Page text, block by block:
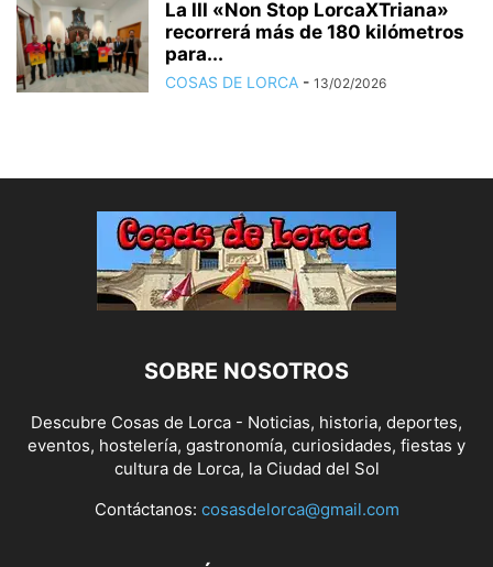
La III «Non Stop LorcaXTriana»
recorrerá más de 180 kilómetros
para...
COSAS DE LORCA - 13/02/2026
SOBRE NOSOTROS
Descubre Cosas de Lorca - Noticias, historia, deportes,
eventos, hostelería, gastronomía, curiosidades, fiestas y
cultura de Lorca, la Ciudad del Sol
Contáctanos: cosasdelorca@gmail.com